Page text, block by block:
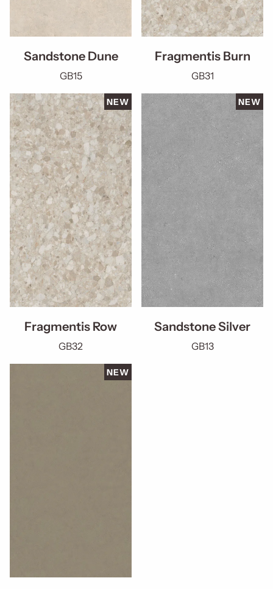
Sandstone Dune
GB15
Fragmentis Burn
GB31
NEW
Fragmentis Row
GB32
NEW
Sandstone Silver
GB13
NEW